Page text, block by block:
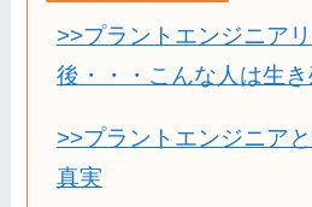
>>プラントエンジニア
後・・・こんな人は生
>>プラントエンジニア
真実